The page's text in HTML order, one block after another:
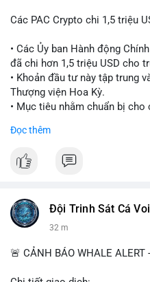
Các PAC Crypto chi 1,5 triệu
• Các Ủy ban Hành động
đã chi hơn 1,5 triệu USD cho
• Khoản đầu tư này tập trung
Thượng viện Hoa Kỳ.
• Mục tiêu nhằm chuẩn bị
#vlikevn #titanbot
Đọc thêm
Đội Trinh Sát Cá Voi
32 m
🚨 CẢNH BÁO WHALE ALERT